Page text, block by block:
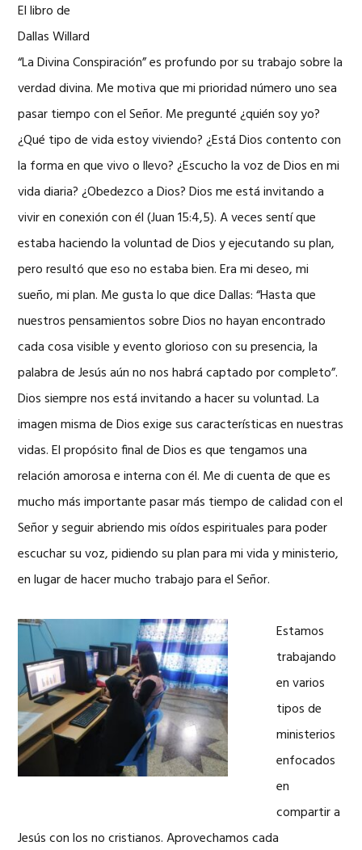
El libro de
Dallas Willard
“La Divina Conspiración” es profundo por su trabajo sobre la
verdad divina. Me motiva que mi prioridad número uno sea
pasar tiempo con el Señor. Me pregunté ¿quién soy yo?
¿Qué tipo de vida estoy viviendo? ¿Está Dios contento con
la forma en que vivo o llevo? ¿Escucho la voz de Dios en mi
vida diaria? ¿Obedezco a Dios? Dios me está invitando a
vivir en conexión con él (Juan 15:4,5). A veces sentí que
estaba haciendo la voluntad de Dios y ejecutando su plan,
pero resultó que eso no estaba bien. Era mi deseo, mi
sueño, mi plan. Me gusta lo que dice Dallas: “Hasta que
nuestros pensamientos sobre Dios no hayan encontrado
cada cosa visible y evento glorioso con su presencia, la
palabra de Jesús aún no nos habrá captado por completo”.
Dios siempre nos está invitando a hacer su voluntad. La
imagen misma de Dios exige sus características en nuestras
vidas. El propósito final de Dios es que tengamos una
relación amorosa e interna con él. Me di cuenta de que es
mucho más importante pasar más tiempo de calidad con el
Señor y seguir abriendo mis oídos espirituales para poder
escuchar su voz, pidiendo su plan para mi vida y ministerio,
en lugar de hacer mucho trabajo para el Señor.
Estamos
trabajando
en varios
tipos de
ministerios
enfocados
en
compartir a
Jesús con los no cristianos. Aprovechamos cada